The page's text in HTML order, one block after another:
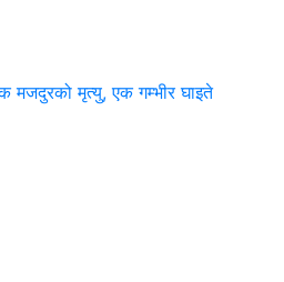
मजदुरको मृत्यु, एक गम्भीर घाइते